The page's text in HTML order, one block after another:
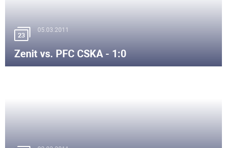
23
05.03.2011
Zenit vs. PFC CSKA - 1:0